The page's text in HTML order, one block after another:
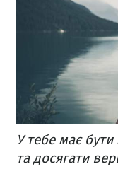
У тебе має
та досягати